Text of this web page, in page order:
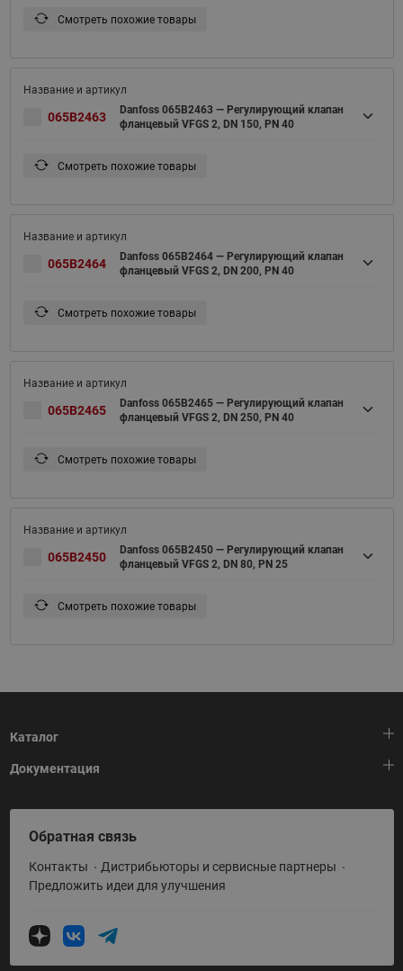
Смотреть похожие товары
065B2463
Danfoss 065B2463 — Регулирующий клапан
фланцевый VFGS 2, DN 150, PN 40
Смотреть похожие товары
065B2464
Danfoss 065B2464 — Регулирующий клапан
фланцевый VFGS 2, DN 200, PN 40
Смотреть похожие товары
065B2465
Danfoss 065B2465 — Регулирующий клапан
фланцевый VFGS 2, DN 250, PN 40
Смотреть похожие товары
065B2450
Danfoss 065B2450 — Регулирующий клапан
фланцевый VFGS 2, DN 80, PN 25
Смотреть похожие товары
Каталог
Тепловая автоматика
Холодильная техника
Приводная техника
Промышленная автоматика
Теплообменное оборудование
Насосное оборудование
Документация
HeatPlatform (Тепловая платформа)
Полезные программы и инструменты
Условия поставки
Обратная связь
Контакты
Дистрибьюторы и сервисные партнеры
Предложить идеи для улучшения